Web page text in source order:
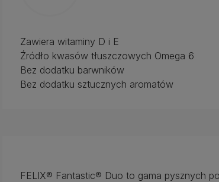
Zawiera witaminy D i E
Źródło kwasów tłuszczowych Omega 6
Bez dodatku barwników
Bez dodatku sztucznych aromatów
FELIX® Fantastic® Duo to gama pysznych